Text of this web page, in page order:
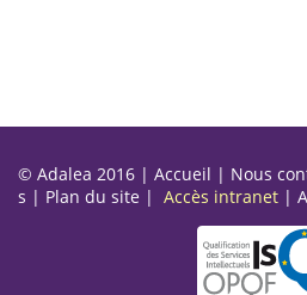
© Adalea 2016 | Accueil | Nous
s | Plan du site | Accès intranet |